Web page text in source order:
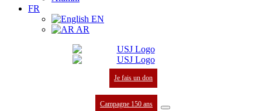
FR
EN
AR
Je fais un don
Campagne 150 ans